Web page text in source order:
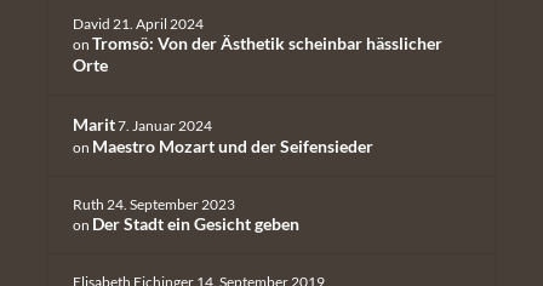
David 21. April 2024
on Tromsö: Von der Ästhetik scheinbar hässlicher
Orte
Marit7. Januar 2024
on Maestro Mozart und der Seifensieder
Ruth 24. September 2023
on Der Stadt ein Gesicht geben
Elisabeth Eichinger 14. September 2019